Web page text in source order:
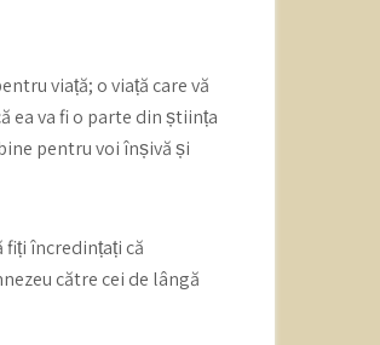
viață; o viață care vă
ea va fi o parte din știința
pentru voi înșivă și
fiți încredințați că
către cei de lângă